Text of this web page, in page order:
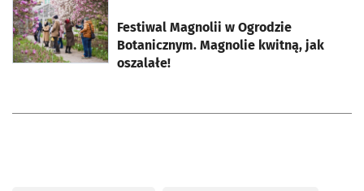
Festiwal Magnolii w Ogrodzie
Botanicznym. Magnolie kwitną, jak
oszalałe!
otworzy się w nowej karcie